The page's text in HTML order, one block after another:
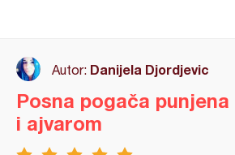
Autor: Danijela Djordjevic
Posna pogača
i ajvarom